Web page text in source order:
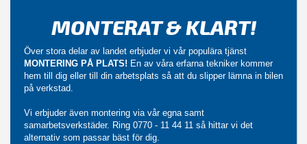
MONTERAT & KLART!
Över stora delar av landet erbjuder vi vår populära tjänst
MONTERING PÅ PLATS! En av våra erfarna tekniker kommer
hem till dig eller till din arbetsplats så att du slipper lämna in bilen
på verkstad.
Vi erbjuder även montering via vår egna samt
samarbetsverkstäder. Ring 0770 - 11 44 11 så hittar vi det
alternativ som passar bäst för dig.